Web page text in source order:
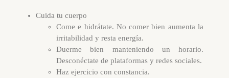
Cuida tu cuerpo
Come e hidrátate. No comer bien aumenta la
irritabilidad y resta energía.
Duerme bien manteniendo un horario.
Desconéctate de plataformas y redes sociales.
Haz ejercicio con constancia.